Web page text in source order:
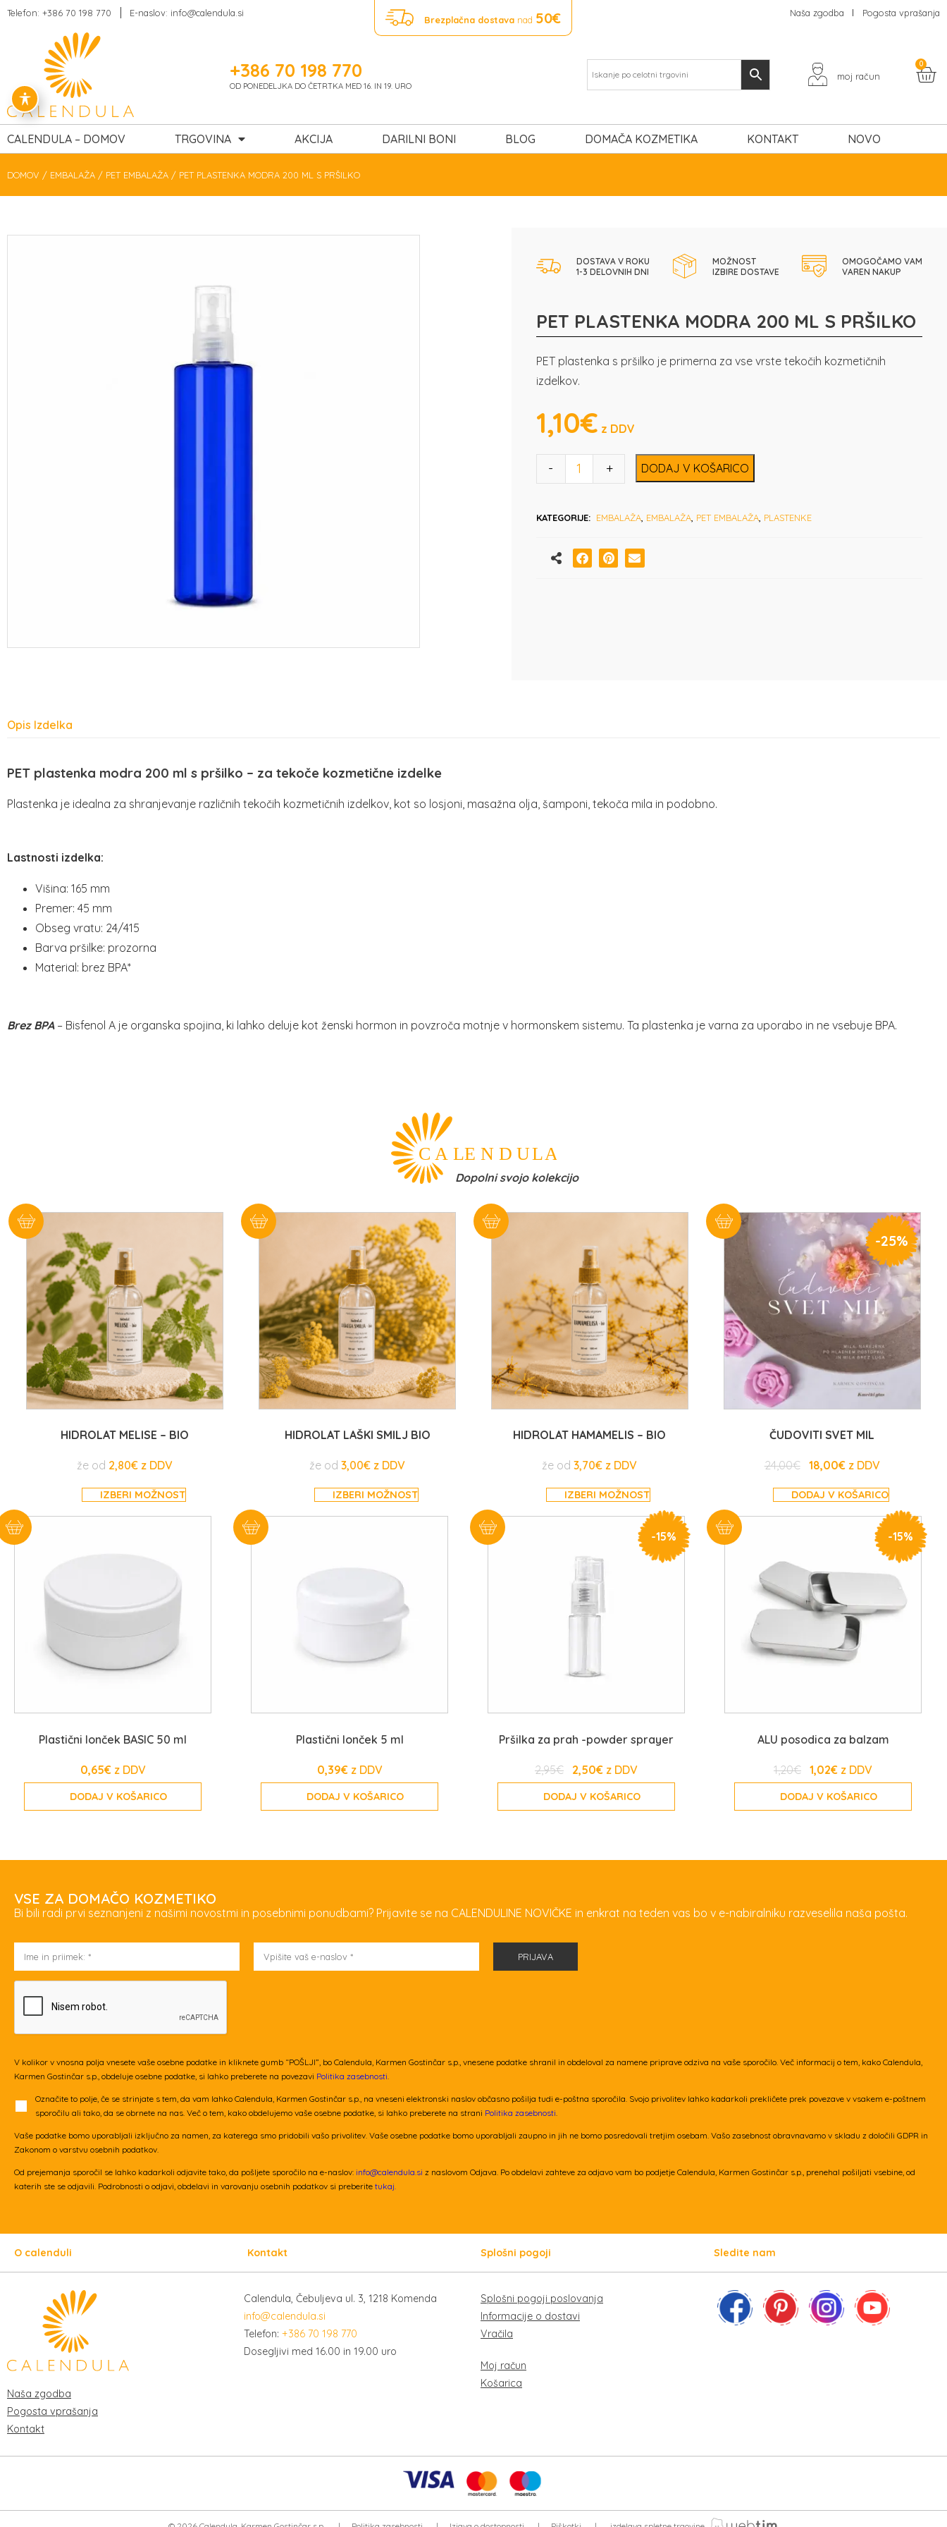
Telefon: +386 70 198 770 E-naslov: info@calendula.si
Brezplačna dostava nad 50€ Naša zgodba Pogosta vprašanja
+386 70 198 770
OD PONEDELJKA DO ČETRTKA MED 16. IN 19. URO
moj račun
0
CALENDULA – DOMOV TRGOVINA AKCIJA DARILNI BONI BLOG DOMAČA KOZMETIKA KONTAKT NOVO
DOMOV / EMBALAŽA / PET EMBALAŽA / PET PLASTENKA MODRA 200 ML S PRŠILKO
DOSTAVA V ROKU
1-3 DELOVNIH DNI
MOŽNOST
IZBIRE DOSTAVE
OMOGOČAMO VAM
VAREN NAKUP
PET PLASTENKA MODRA 200 ML S PRŠILKO
PET plastenka s pršilko je primerna za vse vrste tekočih kozmetičnih
izdelkov.
1,10€
- + DODAJ V KOŠARICO
KATEGORIJE: EMBALAŽA, EMBALAŽA, PET EMBALAŽA, PLASTENKE
Opis Izdelka
PET plastenka modra 200 ml s pršilko – za tekoče kozmetične izdelke
Plastenka je idealna za shranjevanje različnih tekočih kozmetičnih izdelkov, kot so losjoni, masažna olja, šamponi, tekoča mila in podobno.
Lastnosti izdelka:
Višina: 165 mm
Premer: 45 mm
Obseg vratu: 24/415
Barva pršilke: prozorna
Material: brez BPA*
Brez BPA– Bisfenol A je organska spojina, ki lahko deluje kot ženski hormon in povzroča motnje v hormonskem sistemu. Ta plastenka je varna za uporabo in ne vsebuje BPA.
Dopolni svojo kolekcijo
HIDROLAT MELISE – BIO
že od 2,80€
IZBERI MOŽNOST
HIDROLAT LAŠKI SMILJ BIO
že od 3,00€
IZBERI MOŽNOST
HIDROLAT HAMAMELIS – BIO
že od 3,70€
IZBERI MOŽNOST
-25%
ČUDOVITI SVET MIL
24,00€ 18,00€
DODAJ V KOŠARICO
Plastični lonček BASIC 50 ml
0,65€
DODAJ V KOŠARICO
Plastični lonček 5 ml
0,39€
DODAJ V KOŠARICO
-15%
Pršilka za prah -powder sprayer
2,95€ 2,50€
DODAJ V KOŠARICO
-15%
ALU posodica za balzam
1,20€ 1,02€
DODAJ V KOŠARICO
VSE ZA DOMAČO KOZMETIKO
Bi bili radi prvi seznanjeni z našimi novostmi in posebnimi ponudbami? Prijavite se na CALENDULINE NOVIČKE in enkrat na teden vas bo v e-nabiralniku razveselila naša pošta.
V kolikor v vnosna polja vnesete vaše osebne podatke in kliknete gumb “POŠLJI”, bo Calendula, Karmen Gostinčar s.p., vnesene podatke shranil in obdeloval za namene priprave odziva na vaše sporočilo. Več informacij o tem, kako Calendula,
Karmen Gostinčar s.p., obdeluje osebne podatke, si lahko preberete na povezavi Politika zasebnosti.
Označite to polje, če se strinjate s tem, da vam lahko Calendula, Karmen Gostinčar s.p., na vneseni elektronski naslov občasno pošilja tudi e-poštna sporočila. Svojo privolitev lahko kadarkoli prekličete prek povezave v vsakem e-poštnem
sporočilu ali tako, da se obrnete na nas. Več o tem, kako obdelujemo vaše osebne podatke, si lahko preberete na strani Politika zasebnosti.
Vaše podatke bomo uporabljali izključno za namen, za katerega smo pridobili vašo privolitev. Vaše osebne podatke bomo uporabljali zaupno in jih ne bomo posredovali tretjim osebam. Vašo zasebnost obravnavamo v skladu z določili GDPR in
Zakonom o varstvu osebnih podatkov.
Od prejemanja sporočil se lahko kadarkoli odjavite tako, da pošljete sporočilo na e-naslov: info@calendula.si z naslovom Odjava. Po obdelavi zahteve za odjavo vam bo podjetje Calendula, Karmen Gostinčar s.p., prenehal pošiljati vsebine, od
katerih ste se odjavili. Podrobnosti o odjavi, obdelavi in varovanju osebnih podatkov si preberite tukaj.
O calenduli Kontakt Splošni pogoji Sledite nam
Naša zgodba
Pogosta vprašanja
Kontakt
Calendula, Čebuljeva ul. 3, 1218 Komenda
info@calendula.si
Telefon: +386 70 198 770
Dosegljivi med 16.00 in 19.00 uro
Splošni pogoji poslovanja
Informacije o dostavi
Vračila
Moj račun
Košarica